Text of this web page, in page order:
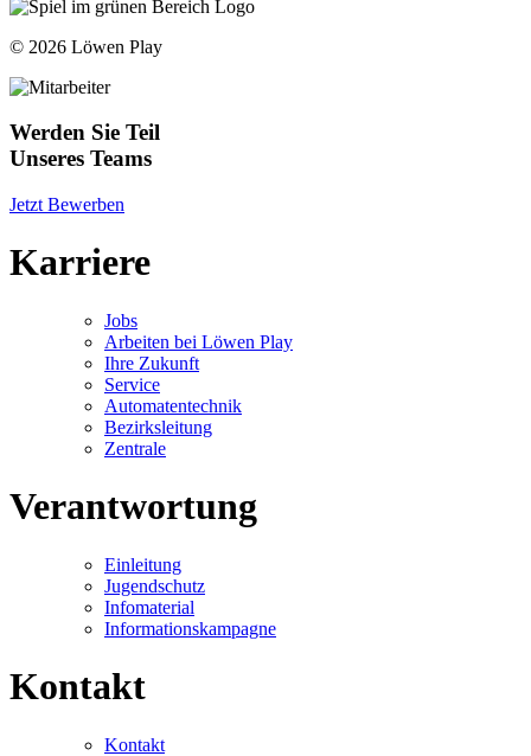
© 2026 Löwen Play
Werden Sie Teil
Unseres Teams
Jetzt Bewerben
Karriere
Jobs
Arbeiten bei Löwen Play
Ihre Zukunft
Service
Automatentechnik
Bezirksleitung
Zentrale
Verantwortung
Einleitung
Jugendschutz
Infomaterial
Informationskampagne
Kontakt
Kontakt